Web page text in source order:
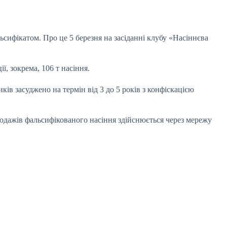
Про це 5 березня на засіданні клубу «Насіннєва
зокрема, 106 т насіння.
засуджено на термін від 3 до 5 років з конфіскацією
фальсифікованого насіння здійснюється через мережу